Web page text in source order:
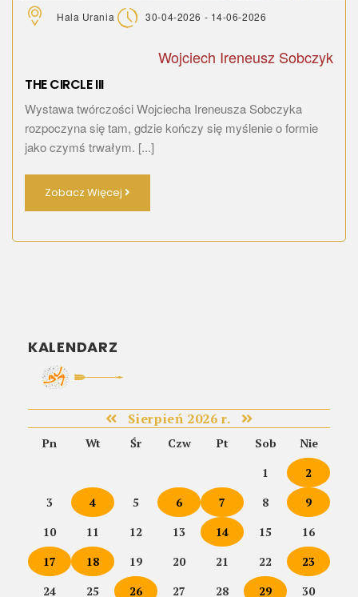
Hala Urania 30-04-2026 - 14-06-2026
Wojciech Ireneusz Sobczyk
THE CIRCLE III
Wystawa twórczości Wojciecha Ireneusza Sobczyka
rozpoczyna się tam, gdzie kończy się myślenie o formie
jako czymś trwałym. [...]
Zobacz Więcej
KALENDARZ
Sierpień 2026 r.
Pn Wt Śr Czw Pt Sob
Nie
1
2
3
4 5 6 7 8
9
10
11 12 13 14 15
16
17
18 19 20 21 22
23
24
25 26 27 28 29 30